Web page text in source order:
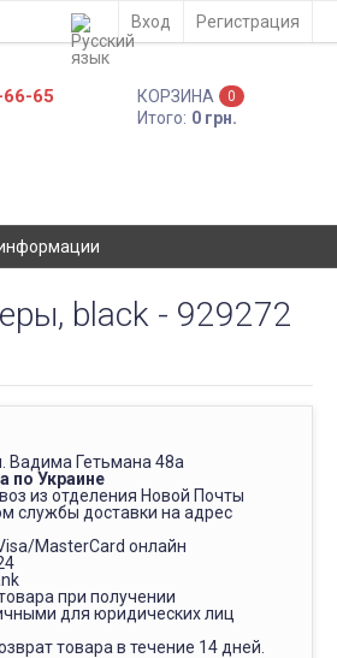
Вход Регистрация
65 КОРЗИНА 0
Итого: 0 грн.
black - 929272
Вадима Гетьмана 48а
по Украине
из отделения Новой Почты
службы доставки на адрес
MasterCard онлайн
при получении
для юридических лиц
товара в течение 14 дней.